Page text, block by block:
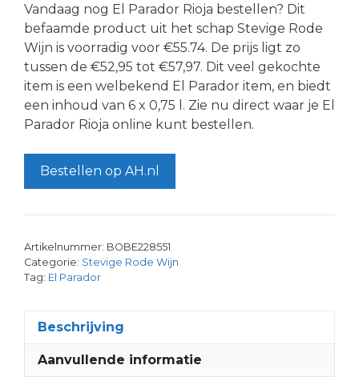
Vandaag nog El Parador Rioja bestellen? Dit
befaamde product uit het schap Stevige Rode
Wijn is voorradig voor €55.74. De prijs ligt zo
tussen de €52,95 tot €57,97. Dit veel gekochte
item is een welbekend El Parador item, en biedt
een inhoud van 6 x 0,75 l. Zie nu direct waar je El
Parador Rioja online kunt bestellen.
Bestellen op AH.nl
Artikelnummer: BOBE228551
Categorie: Stevige Rode Wijn
Tag: El Parador
Beschrijving
Aanvullende informatie